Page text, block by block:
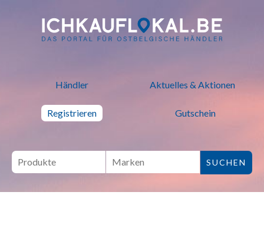
ich kauf lokal - Bei lokalen
Händler Aktuelles & Aktionen
Registrieren Gutschein